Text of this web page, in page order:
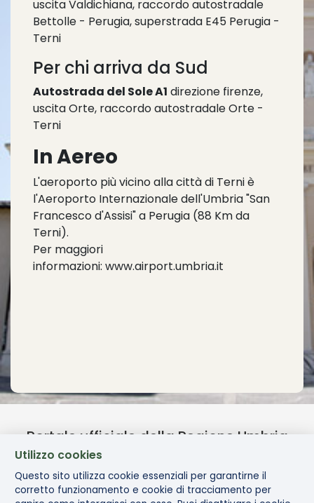
uscita Valdichiana, raccordo autostradale
Bettolle - Perugia, superstrada E45 Perugia -
Terni
Per chi arriva da Sud
Autostrada del Sole A1 direzione firenze,
uscita Orte, raccordo autostradale Orte -
Terni
In Aereo
L'aeroporto più vicino alla città di Terni è
l'Aeroporto Internazionale dell'Umbria "San
Francesco d'Assisi" a Perugia (88 Km da
Terni).
Per maggiori
informazioni: www.airport.umbria.it
Portale ufficiale della Regione Umbria
Utilizzo cookies
Questo sito utilizza cookie essenziali per garantirne il
corretto funzionamento e cookie di tracciamento per